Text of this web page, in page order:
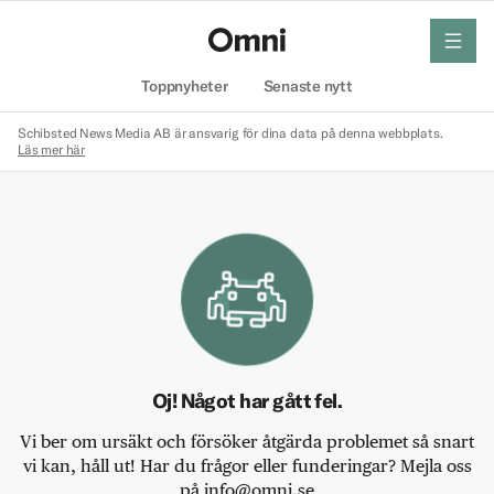
Toppnyheter Senaste nytt
meny
Schibsted News Media AB är ansvarig för dina data på denna webbplats.
Läs mer här
Oj! Något har gått fel.
Vi ber om ursäkt och försöker åtgärda problemet så snart
vi kan, håll ut! Har du frågor eller funderingar? Mejla oss